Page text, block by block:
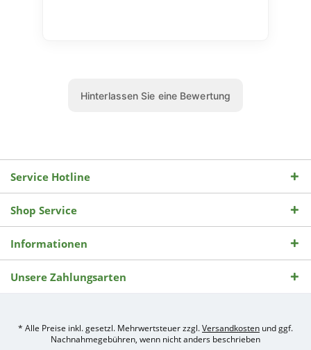
Service Hotline
Shop Service
Informationen
Unsere Zahlungsarten
* Alle Preise inkl. gesetzl. Mehrwertsteuer zzgl.Versandkosten und ggf.
Nachnahmegebühren, wenn nicht anders beschrieben